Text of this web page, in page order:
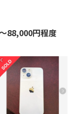
88,000円程度